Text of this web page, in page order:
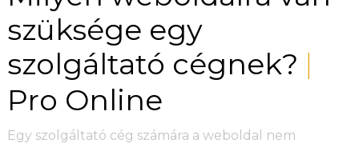
szüksége egy
szolgáltató cégnek?
Pro Online
Egy szolgáltató cég számára a weboldal nem